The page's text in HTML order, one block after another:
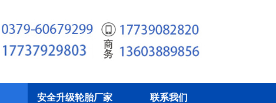
安全升级轮胎厂家 联系我们